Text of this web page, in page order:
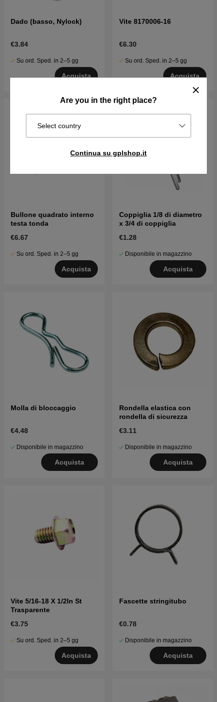
Are you in the right place?
Select country
Continua su gplshop.it
Dado (basso, Nylock)
€3.84
Su ord. Sped. in 2–5 gg
Acquista
Vite 8170006-16
€6.30
Su ord. Sped. in 2–5 gg
Acquista
Bullone quadrato interno
testa tonda
€6.67
Su ord. Sped. in 2–5 gg
Acquista
Coppiglia 1/8 di diametro
x 3/4 di coppiglia
€1.28
Disponibile in magazzino
Acquista
Molla di bloccaggio
€4.48
Disponibile in magazzino
Acquista
Rondella elastica con
rondella di sicurezza
€3.11
Disponibile in magazzino
Acquista
Vite 5/16-18 X 1/2In St
Trasparente
€3.75
Su ord. Sped. in 2–5 gg
Acquista
Fascette stringitubo
€0.78
Disponibile in magazzino
Acquista